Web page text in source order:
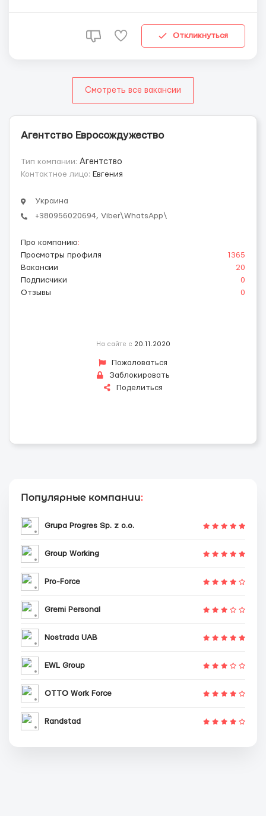
▫️овощи,фрукты?? . ▫️тар...
Откликнуться
Смотреть все вакансии
Агентство Евросождужество
Тип компании: Агентство
Контактное лицо: Евгения
Украина
+380956020694, Viber\WhatsApp\
Про компанию:
Просмотры профиля
1365
Вакансии
20
Подписчики
0
Отзывы
0
На сайте с 20.11.2020
Пожаловаться
Заблокировать
Поделиться
Популярные компании:
Grupa Progres Sp. z o.o.
Group Working
Pro-Force
Gremi Personal
Nostrada UAB
EWL Group
OTTO Work Force
Randstad